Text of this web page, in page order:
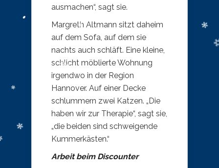
ausmachen“, sagt sie.
Margreth Altmann sitzt daheim
auf dem Sofa, auf dem sie
nachts auch schläft. Eine kleine,
schlicht möblierte Wohnung
irgendwo in der Region
Hannover. Auf einer Decke
schlummern zwei Katzen. „Die
haben wir zur Therapie“, sagt sie,
„die beiden sind schweigende
Kummerkästen.“
Arbeit beim Discounter